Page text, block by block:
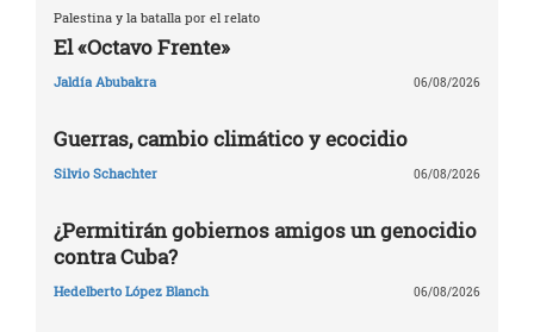
Palestina y la batalla por el relato
El «Octavo Frente»
Jaldía Abubakra 06/08/2026
Guerras, cambio climático y ecocidio
Silvio Schachter 06/08/2026
¿Permitirán gobiernos amigos un genocidio
contra Cuba?
Hedelberto López Blanch 06/08/2026